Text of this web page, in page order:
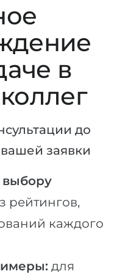
в
до
вашей заявки
выбору
рейтингов,
каждого
для